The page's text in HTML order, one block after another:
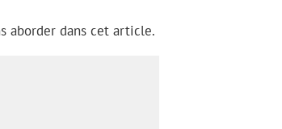
aborder dans cet article.